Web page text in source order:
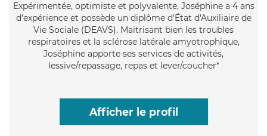
Expérimentée, optimiste et polyvalente, Joséphine a 4 ans
d'expérience et possède un diplôme d'État d'Auxiliaire de
Vie Sociale (DEAVS). Maitrisant bien les troubles
respiratoires et la sclérose latérale amyotrophique,
Joséphine apporte ses services de activités,
lessive/repassage, repas et lever/coucher*
Afficher le profil